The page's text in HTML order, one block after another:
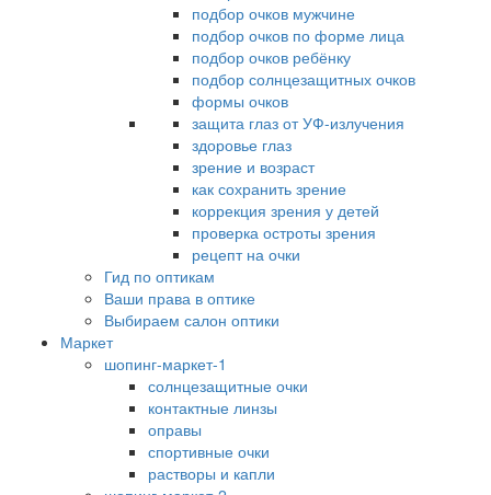
подбор очков мужчине
подбор очков по форме лица
подбор очков ребёнку
подбор солнцезащитных очков
формы очков
защита глаз от УФ-излучения
здоровье глаз
зрение и возраст
как сохранить зрение
коррекция зрения у детей
проверка остроты зрения
рецепт на очки
Гид по оптикам
Ваши права в оптике
Выбираем салон оптики
Маркет
шопинг-маркет-1
солнцезащитные очки
контактные линзы
оправы
спортивные очки
растворы и капли